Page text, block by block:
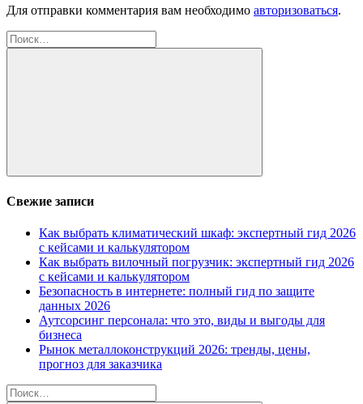
Для отправки комментария вам необходимо авторизоваться.
Найти:
Поиск
Свежие записи
Как выбрать климатический шкаф: экспертный гид 2026
с кейсами и калькулятором
Как выбрать вилочный погрузчик: экспертный гид 2026
с кейсами и калькулятором
Безопасность в интернете: полный гид по защите
данных 2026
Аутсорсинг персонала: что это, виды и выгоды для
бизнеса
Рынок металлоконструкций 2026: тренды, цены,
прогноз для заказчика
Найти: